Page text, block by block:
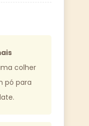
colher
pó para